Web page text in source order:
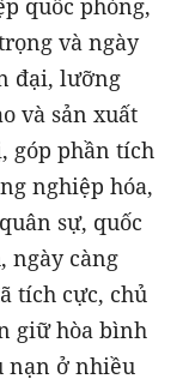
và ngày
đại, lưỡng
và sản xuất
góp phần tích
nghiệp hóa,
sự, quốc
ngày càng
tích cực, chủ
giữ hòa bình
nạn ở nhiều